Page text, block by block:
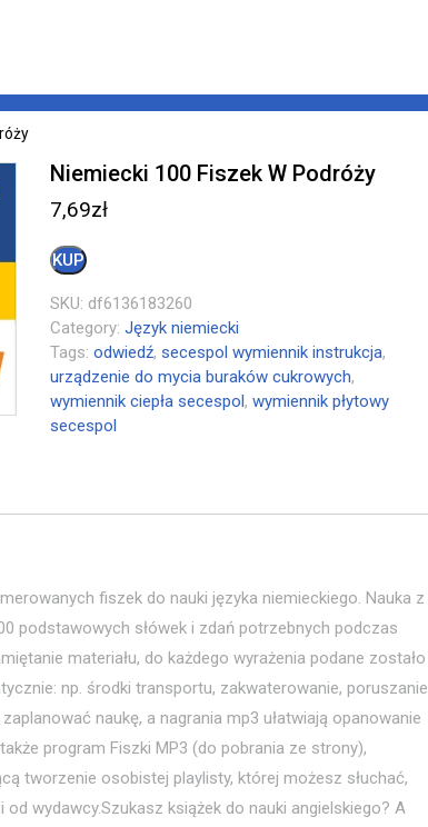
Niemiecki 100 Fiszek W Podróży
7,69zł
KUP
SKU: df6136183260
Category:Język niemiecki
Tags:odwiedź,secespol wymiennik instrukcja,
urządzenie do mycia buraków cukrowych,
wymiennik ciepła secespol,wymiennik płytowy
secespol
fiszek do nauki języka niemieckiego. Nauka z
podstawowych słówek i zdań potrzebnych podczas
materiału, do każdego wyrażenia podane zostało
np. środki transportu, zakwaterowanie, poruszanie
naukę, a nagrania mp3 ułatwiają opanowanie
program Fiszki MP3 (do pobrania ze strony),
tworzenie osobistej playlisty, której możesz słuchać,
wydawcy.Szukasz książek do nauki angielskiego? A